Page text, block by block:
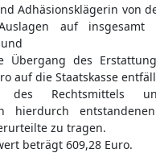
Adhäsionsklägerin von
auf insgesamt
Übergang des
auf die Staatskasse
des Rechtsmittels
hierdurch
zu tragen.
beträgt 609,28 Euro.